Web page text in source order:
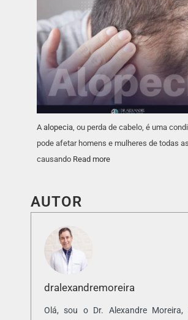
A alopecia, ou perda de cabelo, é uma
pode afetar homens e mulheres de todas
causando Read more
AUTOR
dralexandremoreira
Olá, sou o Dr. Alexandre Moreira,